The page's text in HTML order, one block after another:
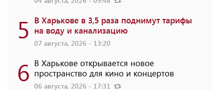
5 В Харькове в 3,5 раза поднимут тарифы
на воду и канализацию
07 августа, 2026 - 13:20
6 В Харькове открывается новое
пространство для кино и концертов
06 августа, 2026 - 17:31